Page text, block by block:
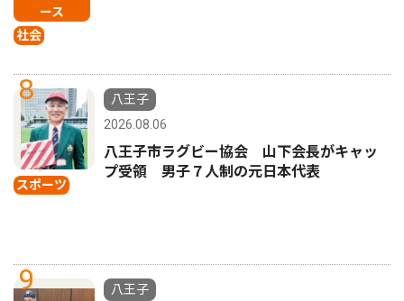
ース
社会
8
スポーツ
八王子
2026.08.06
八王子市ラグビー協会 山下会長がキャッ
プ受領 男子７人制の元日本代表
9
八王子